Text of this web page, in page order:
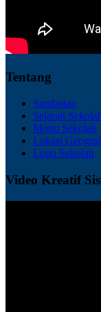
Tentang
Sambutan
Sejarah
Motto Sekolah
Lokasi
Logo Sekolah
Video Kreatif